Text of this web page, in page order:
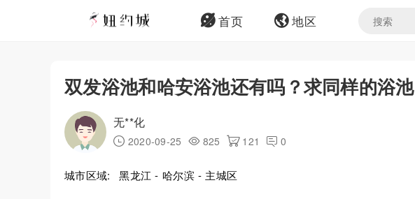
首页 地区
双发浴池和哈安浴池还有吗？求同样的浴池
无**化
2020-09-25 825 121 0
城市区域: 黑龙江 - 哈尔滨 - 主城区